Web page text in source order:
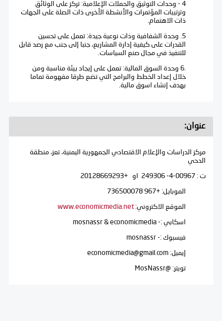
4 - وحدات التوثيق والحملات الإعلامية: تركز على الوثائق
وترتيبات المؤتمرات والأنشطة الأخرى ذات الصلة على الجهات
ذات الاهتمام.
5. وحدة الشفافية وذات نوعية جيدة: تعمل على تحسين
القدرات على كيفية إدارة المشاريع، جنبا إلى جنب مع رصد قابل
للتنفيذ في مجال صنع السياسات.
.6 وحدة السوق المالية: تعمل على إيجاد بيئة مناسبة ومن
خلال إعداد الخطط والبرامج التي تضع طرقا مفهومة تماما
بهدف إنشاء اسوق مالية.
عنوان:
مركز الدراسات والإعلام الاقتصادي الجمهورية اليمنية، تعز، منطقة
الدحي
ت : 00967-4- 249306 او +20128669293
الموبايل: +967 736500078
الموقع الاكتروني: www.economicmedia.net
اسكابي :- mosnassr & economicmedia
فيسبوك :- mosnassr
إيميل: economicmedia@gmail.com
تويتر: @MosNassr